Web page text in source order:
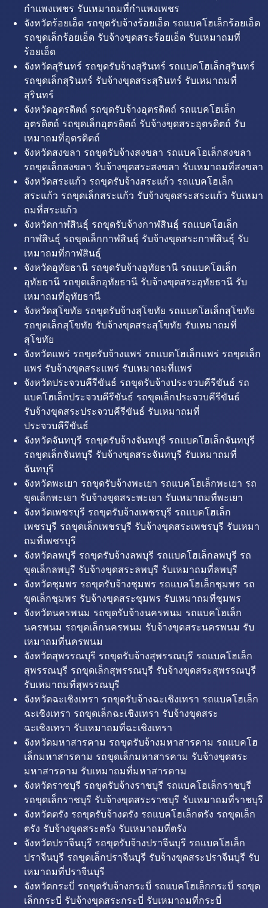
กำแพงเพชร รับเหมาถมที่กำแพงเพชร
จังหวัดร้อยเอ็ด รถขุดรับจ้างร้อยเอ็ด รถแบคโฮเล็กร้อยเอ็ด
รถขุดเล็กร้อยเอ็ด รับจ้างขุดสระร้อยเอ็ด รับเหมาถมที่
ร้อยเอ็ด
จังหวัดสุรินทร์ รถขุดรับจ้างสุรินทร์ รถแบคโฮเล็กสุรินทร์
รถขุดเล็กสุรินทร์ รับจ้างขุดสระสุรินทร์ รับเหมาถมที่
สุรินทร์
จังหวัดอุตรดิตถ์ รถขุดรับจ้างอุตรดิตถ์ รถแบคโฮเล็ก
อุตรดิตถ์ รถขุดเล็กอุตรดิตถ์ รับจ้างขุดสระอุตรดิตถ์ รับ
เหมาถมที่อุตรดิตถ์
จังหวัดสงขลา รถขุดรับจ้างสงขลา รถแบคโฮเล็กสงขลา
รถขุดเล็กสงขลา รับจ้างขุดสระสงขลา รับเหมาถมที่สงขลา
จังหวัดสระแก้ว รถขุดรับจ้างสระแก้ว รถแบคโฮเล็ก
สระแก้ว รถขุดเล็กสระแก้ว รับจ้างขุดสระสระแก้ว รับเหมา
ถมที่สระแก้ว
จังหวัดกาฬสินธุ์ รถขุดรับจ้างกาฬสินธุ์ รถแบคโฮเล็ก
กาฬสินธุ์ รถขุดเล็กกาฬสินธุ์ รับจ้างขุดสระกาฬสินธุ์ รับ
เหมาถมที่กาฬสินธุ์
จังหวัดอุทัยธานี รถขุดรับจ้างอุทัยธานี รถแบคโฮเล็ก
อุทัยธานี รถขุดเล็กอุทัยธานี รับจ้างขุดสระอุทัยธานี รับ
เหมาถมที่อุทัยธานี
จังหวัดสุโขทัย รถขุดรับจ้างสุโขทัย รถแบคโฮเล็กสุโขทัย
รถขุดเล็กสุโขทัย รับจ้างขุดสระสุโขทัย รับเหมาถมที่
สุโขทัย
จังหวัดแพร่ รถขุดรับจ้างแพร่ รถแบคโฮเล็กแพร่ รถขุดเล็ก
แพร่ รับจ้างขุดสระแพร่ รับเหมาถมที่แพร่
จังหวัดประจวบคีรีขันธ์ รถขุดรับจ้างประจวบคีรีขันธ์ รถ
แบคโฮเล็กประจวบคีรีขันธ์ รถขุดเล็กประจวบคีรีขันธ์
รับจ้างขุดสระประจวบคีรีขันธ์ รับเหมาถมที่
ประจวบคีรีขันธ์
จังหวัดจันทบุรี รถขุดรับจ้างจันทบุรี รถแบคโฮเล็กจันทบุรี
รถขุดเล็กจันทบุรี รับจ้างขุดสระจันทบุรี รับเหมาถมที่
จันทบุรี
จังหวัดพะเยา รถขุดรับจ้างพะเยา รถแบคโฮเล็กพะเยา รถ
ขุดเล็กพะเยา รับจ้างขุดสระพะเยา รับเหมาถมที่พะเยา
จังหวัดเพชรบุรี รถขุดรับจ้างเพชรบุรี รถแบคโฮเล็ก
เพชรบุรี รถขุดเล็กเพชรบุรี รับจ้างขุดสระเพชรบุรี รับเหมา
ถมที่เพชรบุรี
จังหวัดลพบุรี รถขุดรับจ้างลพบุรี รถแบคโฮเล็กลพบุรี รถ
ขุดเล็กลพบุรี รับจ้างขุดสระลพบุรี รับเหมาถมที่ลพบุรี
จังหวัดชุมพร รถขุดรับจ้างชุมพร รถแบคโฮเล็กชุมพร รถ
ขุดเล็กชุมพร รับจ้างขุดสระชุมพร รับเหมาถมที่ชุมพร
จังหวัดนครพนม รถขุดรับจ้างนครพนม รถแบคโฮเล็ก
นครพนม รถขุดเล็กนครพนม รับจ้างขุดสระนครพนม รับ
เหมาถมที่นครพนม
จังหวัดสุพรรณบุรี รถขุดรับจ้างสุพรรณบุรี รถแบคโฮเล็ก
สุพรรณบุรี รถขุดเล็กสุพรรณบุรี รับจ้างขุดสระสุพรรณบุรี
รับเหมาถมที่สุพรรณบุรี
จังหวัดฉะเชิงเทรา รถขุดรับจ้างฉะเชิงเทรา รถแบคโฮเล็ก
ฉะเชิงเทรา รถขุดเล็กฉะเชิงเทรา รับจ้างขุดสระ
ฉะเชิงเทรา รับเหมาถมที่ฉะเชิงเทรา
จังหวัดมหาสารคาม รถขุดรับจ้างมหาสารคาม รถแบคโฮ
เล็กมหาสารคาม รถขุดเล็กมหาสารคาม รับจ้างขุดสระ
มหาสารคาม รับเหมาถมที่มหาสารคาม
จังหวัดราชบุรี รถขุดรับจ้างราชบุรี รถแบคโฮเล็กราชบุรี
รถขุดเล็กราชบุรี รับจ้างขุดสระราชบุรี รับเหมาถมที่ราชบุรี
จังหวัดตรัง รถขุดรับจ้างตรัง รถแบคโฮเล็กตรัง รถขุดเล็ก
ตรัง รับจ้างขุดสระตรัง รับเหมาถมที่ตรัง
จังหวัดปราจีนบุรี รถขุดรับจ้างปราจีนบุรี รถแบคโฮเล็ก
ปราจีนบุรี รถขุดเล็กปราจีนบุรี รับจ้างขุดสระปราจีนบุรี รับ
เหมาถมที่ปราจีนบุรี
จังหวัดกระบี่ รถขุดรับจ้างกระบี่ รถแบคโฮเล็กกระบี่ รถขุด
เล็กกระบี่ รับจ้างขุดสระกระบี่ รับเหมาถมที่กระบี่